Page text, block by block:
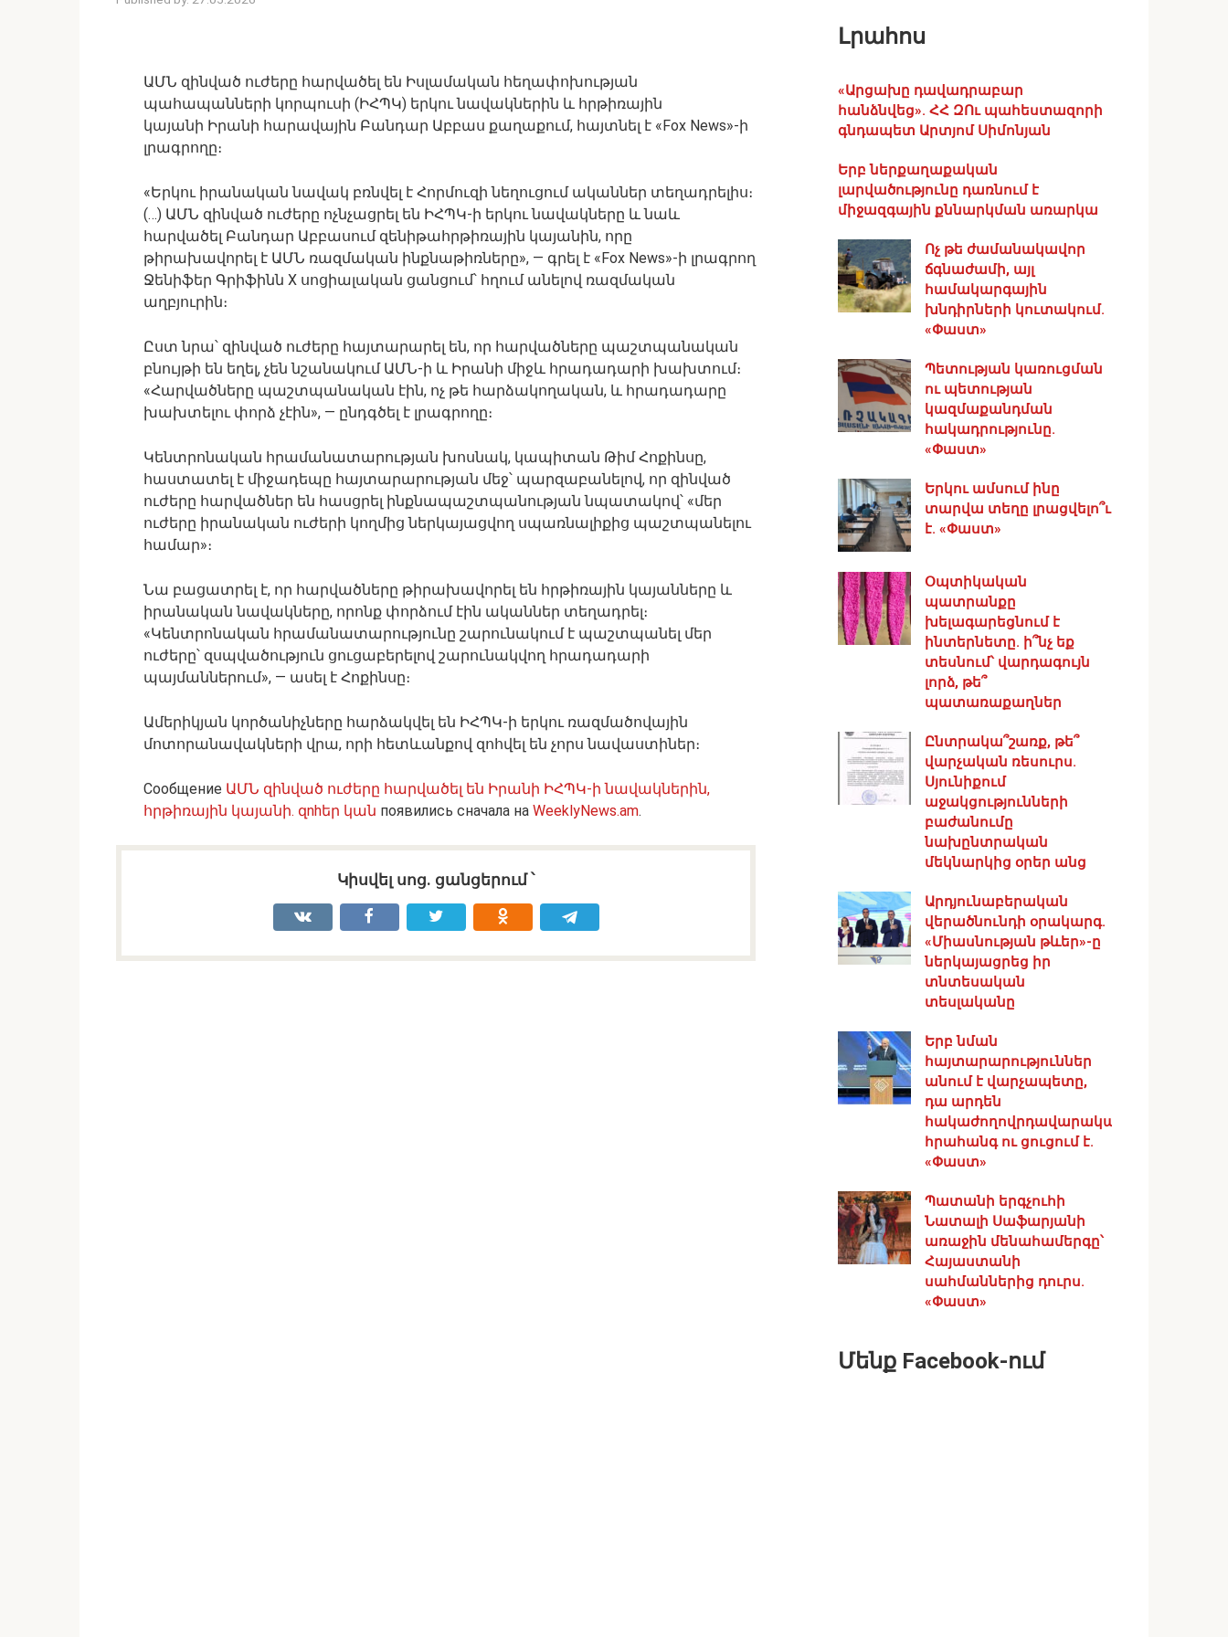
ԱՄՆ զինված ուժերը հարվածել են Իսլամական հեղափոխության
պահապանների կորպուսի (ԻՀՊԿ) երկու նավակներին և հրթիռային
կայանի Իրանի հարավային Բանդար Աբբաս քաղաքում, հայտնել է «Fox News»-ի
լրագրողը։
«Երկու իրանական նավակ բռնվել է Հորմուզի նեղուցում ականներ տեղադրելիս։
(…) ԱՄՆ զինված ուժերը ոչնչացրել են ԻՀՊԿ-ի երկու նավակները և նաև
հարվածել Բանդար Աբբասում զենիթահրթիռային կայանին, որը
թիրախավորել է ԱՄՆ ռազմական ինքնաթիռները», — գրել է «Fox News»-ի լրագրող
Ջենիֆեր Գրիֆինն X սոցիալական ցանցում՝ հղում անելով ռազմական
աղբյուրին։
Ըստ նրա՝ զինված ուժերը հայտարարել են, որ հարվածները պաշտպանական
բնույթի են եղել, չեն նշանակում ԱՄՆ-ի և Իրանի միջև հրադադարի խախտում։
«Հարվածները պաշտպանական էին, ոչ թե հարձակողական, և հրադադարը
խախտելու փորձ չէին», — ընդգծել է լրագրողը։
Կենտրոնական հրամանատարության խոսնակ, կապիտան Թիմ Հոքինսը,
հաստատել է միջադեպը հայտարարության մեջ՝ պարզաբանելով, որ զինված
ուժերը հարվածներ են հասցրել ինքնապաշտպանության նպատակով՝ «մեր
ուժերը իրանական ուժերի կողմից ներկայացվող սպառնալիքից պաշտպանելու
համար»։
Նա բացատրել է, որ հարվածները թիրախավորել են հրթիռային կայանները և
իրանական նավակները, որոնք փորձում էին ականներ տեղադրել։
«Կենտրոնական հրամանատարությունը շարունակում է պաշտպանել մեր
ուժերը՝ զսպվածություն ցուցաբերելով շարունակվող հրադադարի
պայմաններում», — ասել է Հոքինսը։
Ամերիկյան կործանիչները հարձակվել են ԻՀՊԿ-ի երկու ռազմածովային
մոտորանավակների վրա, որի հետևանքով զոհվել են չորս նավաստիներ։
Сообщение ԱՄՆ զինված ուժերը հարվածել են Իրանի ԻՀՊԿ-ի նավակներին,
հրթիռային կայանի․ զnhեր կան появились сначала на WeeklyNews.am.
Կիսվել սոց․ ցանցերում ՝
Լրահոս
«Արցախը դավադրաբար
հանձնվեց». ՀՀ ԶՈւ պահեստազորի
գնդապետ Արտյոմ Սիմոնյան
Երբ ներքաղաքական
լարվածությունը դառնում է
միջազգային քննարկման առարկա
Ոչ թե ժամանակավոր
ճգնաժամի, այլ
համակարգային
խնդիրների կուտակում.
«Փաստ»
Պետության կառուցման
ու պետության
կազմաքանդման
հակադրությունը.
«Փաստ»
Երկու ամսում ինը
տարվա տեղը լրացվելո՞ւ
է. «Փաստ»
Օպտիկական
պատրանքը
խելագարեցնում է
ինտերնետը. ի՞նչ եք
տեսնում՝ վարդագույն
լորձ, թե՞
պատառաքաղներ
Ընտրակա՞շառք, թե՞
վարչական ռեսուրս․
Սյունիքում
աջակցությունների
բաժանումը
նախընտրական
մեկնարկից օրեր անց
Արդյունաբերական
վերածնունդի օրակարգ․
«Միասնության թևեր»-ը
ներկայացրեց իր
տնտեսական
տեսլականը
Երբ նման
հայտարարություններ
անում է վարչապետը,
դա արդեն
հակաժողովրդավարական
հրահանգ ու ցուցում է.
«Փաստ»
Պատանի երգչուհի
Նատալի Սաֆարյանի
առաջին մենահամերգը՝
Հայաստանի
սահմաններից դուրս.
«Փաստ»
Մենք Facebook-ում